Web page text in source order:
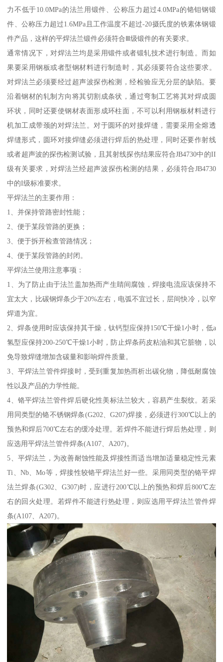
力不低于10.0MPa的法兰用锻件、公称压力超过4.0MPa的铬钼钢锻
件、公称压力超过1.6MPa且工作温度不超过-20摄氏度的铁素体钢锻
件产品，这样的平焊法兰锻件必须符合Ⅲ级锻件的有关要求。
通常情况下，对焊法兰均是采用锻件或者锻轧技术进行制造。而如
果要采用钢板或者型钢材料进行制造时，其必须要符合这些要求。
对焊法兰必须要经过超声波探伤检测，经检验应无分层的缺陷。要
沿着钢材的轧制方向将其切割成条状，通过弯制工艺将其对焊成圆
环状，同时还要使钢材表面形成环柱面，不可以利用钢板材料进行
机加工成带颈的对焊法兰。对于圆环的对接焊缝，需要采用全熔透
焊缝形式，圆环对接焊缝必须进行焊后的热处理，同时还要作射线
或者超声波的探伤检测试验，且其射线探伤结果应符合JB4730中的II
级有关要求，对焊法兰经超声波探伤检测的结果，必须符合JB4730
中的I级标准要求。
平焊法兰的主要作用：
1、并保持管路密封性能；
2、便于某段管路的更换；
3、便于拆开检查管路情况；
4、便于某段管路的封闭。
平焊法兰使用注意事项：
1、为了防止由于法兰盖加热而产生睛间腐蚀，焊接电流应该保持不
宜太大，比碳钢焊条少于20%左右，电弧不宜过长，层间快冷，以窄
焊道为宜。
2、焊条使用时应该保持其干燥，钛钙型应保持150℃干燥1小时，低a
氢型应保持200-250℃干燥1小时，防止焊条药皮粘油和其它脏物，以
免导致焊缝增加含碳量和影响焊件质量。
3、平焊法兰管件焊接时，受到重复加热而析出碳化物，降低耐腐蚀
性以及产品的力学性能。
4、铬平焊法兰管件焊后硬化性美标法兰较大，容易产生裂纹。若采
用同类型的铬不锈钢焊条(G202、G207)焊接，必须进行300℃以上的
预热和焊后700℃左右的缓冷处理。若焊件不能进行焊后热处理，则
应选用平焊法兰管件焊条(A107、A207)。
5、平焊法兰，为改善耐蚀性能及焊接性而适当增加适量稳定性元素
Ti、Nb、Mo等，焊接性较铬平焊法兰好一些。采用同类型的铬平焊
法兰焊条(G302、G307)时，应进行200℃以上的预热和焊后800℃左
右的回火处理。若焊件不能进行热处理，则应选用平焊法兰管件焊
条(A107、A207)。